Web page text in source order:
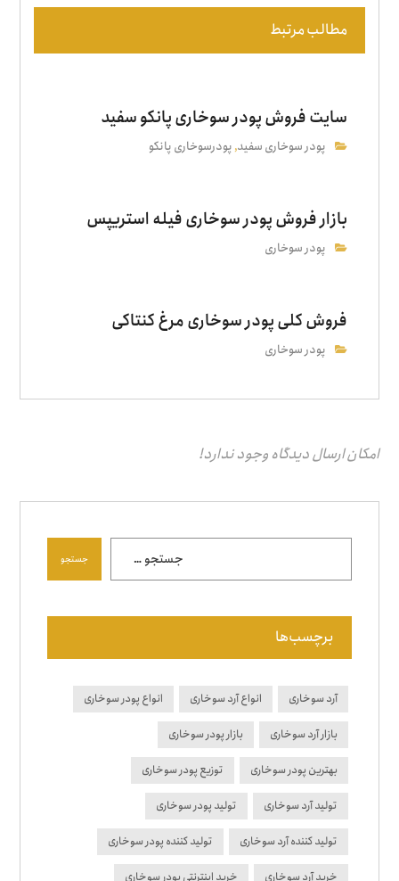
مطالب مرتبط
سایت فروش پودر سوخاری پانکو سفید
پودر سوخاری سفید,پودرسوخاری پانکو
بازار فروش پودر سوخاری فیله استریپس
پودر سوخاری
فروش کلی پودر سوخاری مرغ کنتاکی
پودر سوخاری
امکان ارسال دیدگاه وجود ندارد!
جستجو
برچسب‌ها
آرد سوخاری انواع آرد سوخاری انواع پودر سوخاری
بازار آرد سوخاری بازار پودر سوخاری
بهترین پودر سوخاری توزیع پودر سوخاری
تولید آرد سوخاری تولید پودر سوخاری
تولید کننده آرد سوخاری تولید کننده پودر سوخاری
خرید آرد سوخاری خرید اینترنتی پودر سوخاری